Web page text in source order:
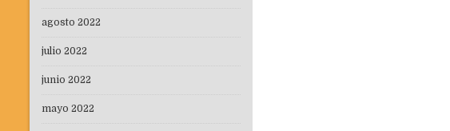
agosto 2022
julio 2022
junio 2022
mayo 2022